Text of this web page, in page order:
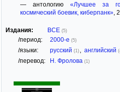
— антологию «Лучшее за
космический боевик, киберпанк»,
Издания: ВСЕ (5)
/период: 2000-е (5)
/языки: русский (1) английский
/перевод: Н. Фролова (1)